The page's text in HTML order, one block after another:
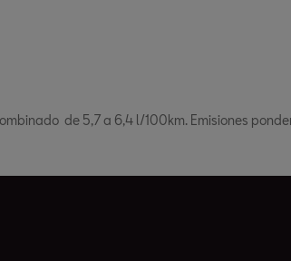
de 5,7 a 6,4 l/100km. Emisiones